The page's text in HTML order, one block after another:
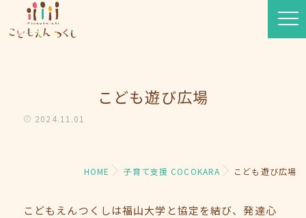
こども遊び広場
2024.11.01
HOME 子育て支援 COCOKARA こども遊び広場
こどもえんつくしは福山大学と協定を結び、発達心